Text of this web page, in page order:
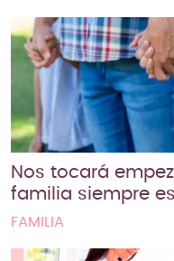
Nos tocará
familia siempre
FAMILIA